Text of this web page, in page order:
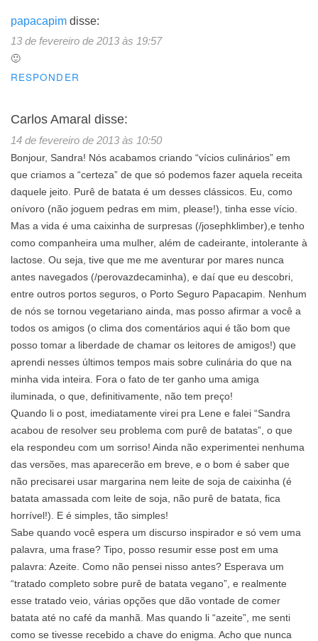
papacapim disse:
13 de fevereiro de 2013 às 19:57
🙂
RESPONDER
Carlos Amaral disse:
14 de fevereiro de 2013 às 10:50
Bonjour, Sandra! Nós acabamos criando “vícios culinários” em
que criamos a “certeza” de que só podemos fazer aquela receita
daquele jeito. Purê de batata é um desses clássicos. Eu, como
onívoro (não joguem pedras em mim, please!), tinha esse vício.
Mas a vida é uma caixinha de surpresas (/josephklimber),e tenho
como companheira uma mulher, além de cadeirante, intolerante à
lactose. Ou seja, tive que me me aventurar por mares nunca
antes navegados (/perovazdecaminha), e daí que eu descobri,
entre outros portos seguros, o Porto Seguro Papacapim. Nenhum
de nós se tornou vegetariano ainda, mas posso afirmar a você a
todos os amigos (o clima dos comentários aqui é tão bom que
posso tomar a liberdade de chamar os leitores de amigos!) que
aprendi nesses últimos tempos mais sobre culinária do que na
minha vida inteira. Fora o fato de ter ganho uma amiga
iluminada, o que, definitivamente, não tem preço!
Quando li o post, imediatamente virei pra Lene e falei “Sandra
acabou de resolver seu problema com purê de batatas”, o que
ela respondeu com um sorriso! Ainda não experimentei nenhuma
das versões, mas aparecerão em breve, e o bom é saber que
não precisarei usar margarina nem leite de soja de caixinha (é
batata amassada com leite de soja, não purê de batata, fica
horrível!). E é simples, tão simples!
Sabe quando você espera um discurso inspirador e só vem uma
palavra, uma frase? Tipo, posso resumir esse post em uma
palavra: Azeite. Como não pensei nisso antes? Esperava um
“tratado completo sobre purê de batata vegano”, e realmente
esse tratado veio, várias opções que dão vontade de comer
batata até no café da manhã. Mas quando li “azeite”, me senti
como se tivesse recebido a chave do enigma. Acho que nunca